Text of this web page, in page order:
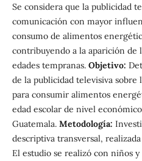
Se considera que la publicidad
comunicación con mayor
consumo de alimentos
contribuyendo a la aparición de
edades tempranas. Objetivo:
de la publicidad televisiva sobre
para consumir alimentos
edad escolar de nivel
Guatemala. Metodología:
descriptiva transversal,
El estudio se realizó con niños